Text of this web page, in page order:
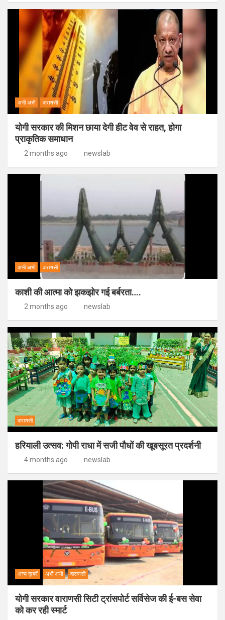
अभी अभी वाराणसी
योगी सरकार की मिशन छाया देगी हीट वेव से राहत, होगा
प्राकृतिक समाधान
2 months ago newslab
अभी अभी वाराणसी
काशी की आत्मा को झकझोर गई बर्बरता….
2 months ago newslab
वाराणसी
हरियाली उत्सव: गोपी राधा में सजी पौधों की खूबसूरत प्रदर्शनी
4 months ago newslab
अन्य ख़बरें अभी अभी वाराणसी
योगी सरकार वाराणसी सिटी ट्रांसपोर्ट सर्विसेज की ई-बस सेवा
को कर रही स्मार्ट